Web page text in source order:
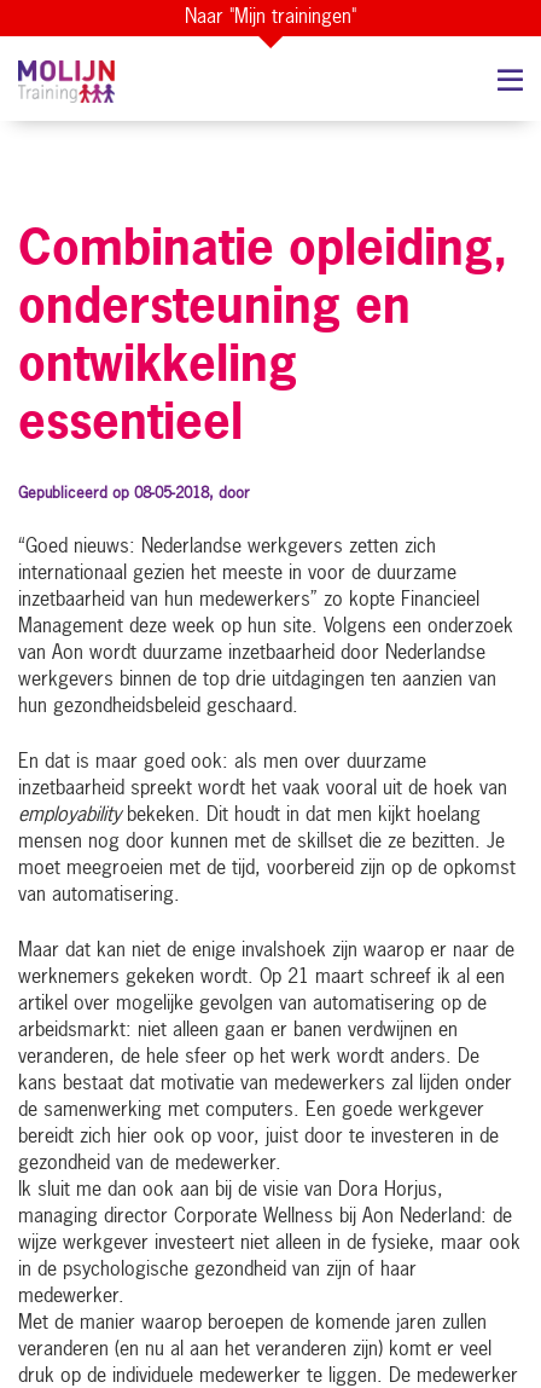
Naar "Mijn trainingen"
Combinatie opleiding,
ondersteuning en
ontwikkeling
essentieel
Gepubliceerd op 08-05-2018, door
“Goed nieuws: Nederlandse werkgevers zetten zich
internationaal gezien het meeste in voor de duurzame
inzetbaarheid van hun medewerkers” zo kopte Financieel
Management deze week op hun site. Volgens een onderzoek
van Aon wordt duurzame inzetbaarheid door Nederlandse
werkgevers binnen de top drie uitdagingen ten aanzien van
hun gezondheidsbeleid geschaard.
En dat is maar goed ook: als men over duurzame
inzetbaarheid spreekt wordt het vaak vooral uit de hoek van
employabilitybekeken. Dit houdt in dat men kijkt hoelang
mensen nog door kunnen met de skillset die ze bezitten. Je
moet meegroeien met de tijd, voorbereid zijn op de opkomst
van automatisering.
Maar dat kan niet de enige invalshoek zijn waarop er naar de
werknemers gekeken wordt. Op 21 maart schreef ik al een
artikel over mogelijke gevolgen van automatisering op de
arbeidsmarkt: niet alleen gaan er banen verdwijnen en
veranderen, de hele sfeer op het werk wordt anders. De
kans bestaat dat motivatie van medewerkers zal lijden onder
de samenwerking met computers. Een goede werkgever
bereidt zich hier ook op voor, juist door te investeren in de
gezondheid van de medewerker.
Ik sluit me dan ook aan bij de visie van Dora Horjus,
managing director Corporate Wellness bij Aon Nederland: de
wijze werkgever investeert niet alleen in de fysieke, maar ook
in de psychologische gezondheid van zijn of haar
medewerker.
Met de manier waarop beroepen de komende jaren zullen
veranderen (en nu al aan het veranderen zijn) komt er veel
druk op de individuele medewerker te liggen. De medewerker